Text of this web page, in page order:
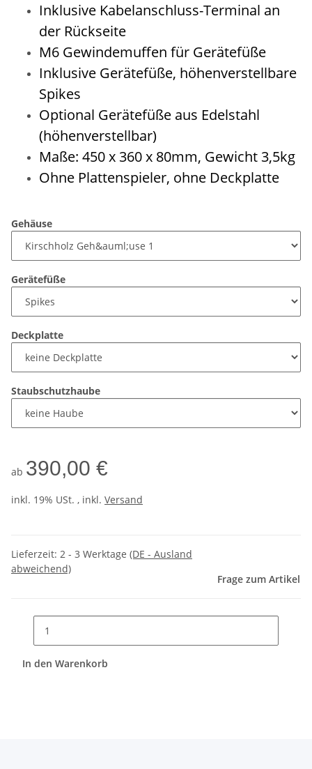
Inklusive Kabelanschluss-Terminal an
der Rückseite
M6 Gewindemuffen für Gerätefüße
Inklusive Gerätefüße, höhenverstellbare
Spikes
Optional Gerätefüße aus Edelstahl
(höhenverstellbar)
Maße: 450 x 360 x 80mm, Gewicht 3,5kg
Ohne Plattenspieler, ohne Deckplatte
Gehäuse
Gerätefüße
Deckplatte
Staubschutzhaube
ab 390,00 €
inkl. 19% USt. , inkl. Versand
Lieferzeit: 2 - 3 Werktage (DE - Ausland
abweichend)
Frage zum Artikel
In den Warenkorb